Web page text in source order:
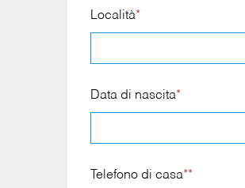
Località*
Data di nascita*
Telefono di casa**